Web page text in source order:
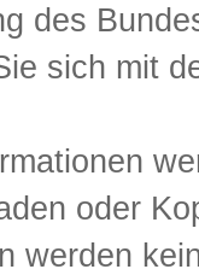
des
sich mit
oder
werden